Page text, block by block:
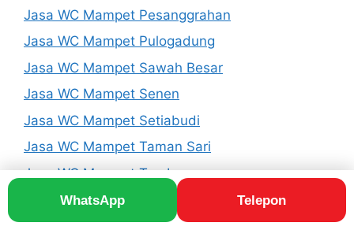
WhatsApp Telepon
Jasa WC Mampet Pesanggrahan
Jasa WC Mampet Pulogadung
Jasa WC Mampet Sawah Besar
Jasa WC Mampet Senen
Jasa WC Mampet Setiabudi
Jasa WC Mampet Taman Sari
Jasa WC Mampet Tambora
Jasa WC Mampet Tanah Abang
Jasa WC Mampet Tanjung Priok